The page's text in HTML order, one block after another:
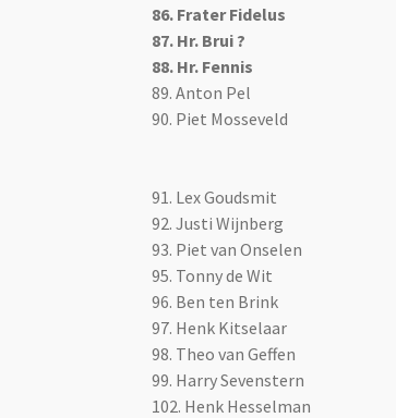
86. Frater Fidelus
87. Hr. Brui ?
88. Hr. Fennis
89. Anton Pel
90. Piet Mosseveld
91. Lex Goudsmit
92. Justi Wijnberg
93. Piet van Onselen
95. Tonny de Wit
96. Ben ten Brink
97. Henk Kitselaar
98. Theo van Geffen
99. Harry Sevenstern
102. Henk Hesselman